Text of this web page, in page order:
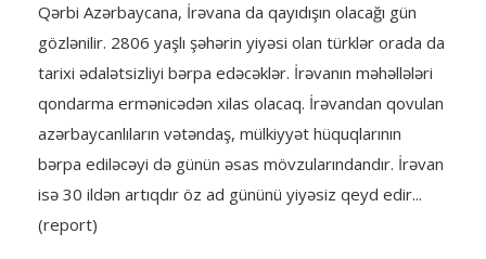
Qərbi Azərbaycana, İrəvana da qayıdışın olacağı gün
gözlənilir. 2806 yaşlı şəhərin yiyəsi olan türklər orada da
tarixi ədalətsizliyi bərpa edəcəklər. İrəvanın məhəllələri
qondarma ermənicədən xilas olacaq. İrəvandan qovulan
azərbaycanlıların vətəndaş, mülkiyyət hüquqlarının
bərpa ediləcəyi də günün əsas mövzularındandır. İrəvan
isə 30 ildən artıqdır öz ad gününü yiyəsiz qeyd edir...
(report)